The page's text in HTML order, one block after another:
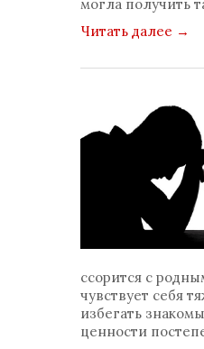
могла получить
Читать далее →
ссорится с
чувствует себя
избегать
ценности